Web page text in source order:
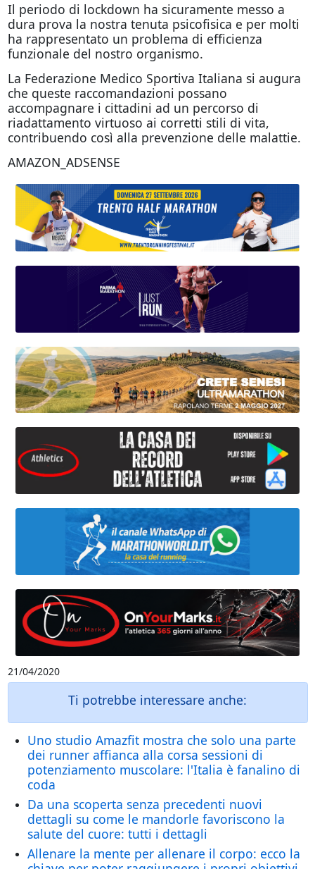
Il periodo di lockdown ha sicuramente messo a
dura prova la nostra tenuta psicofisica e per molti
ha rappresentato un problema di efficienza
funzionale del nostro organismo.
La Federazione Medico Sportiva Italiana si augura
che queste raccomandazioni possano
accompagnare i cittadini ad un percorso di
riadattamento virtuoso ai corretti stili di vita,
contribuendo così alla prevenzione delle malattie.
AMAZON_ADSENSE
21/04/2020
Ti potrebbe interessare anche:
Uno studio Amazfit mostra che solo una parte
dei runner affianca alla corsa sessioni di
potenziamento muscolare: l'Italia è fanalino di
coda
Da una scoperta senza precedenti nuovi
dettagli su come le mandorle favoriscono la
salute del cuore: tutti i dettagli
Allenare la mente per allenare il corpo: ecco la